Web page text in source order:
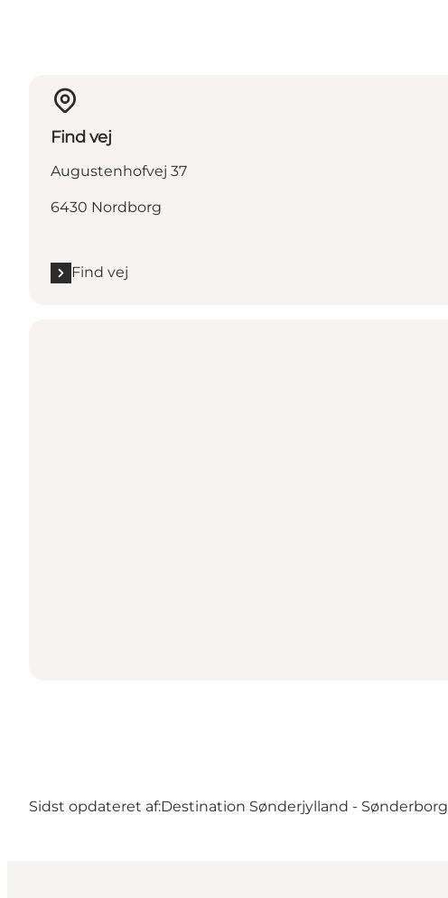
Find vej
Augustenhofvej 37
6430 Nordborg
Find vej
Sidst opdateret af:Destination Sønderjylland - Sønderborg